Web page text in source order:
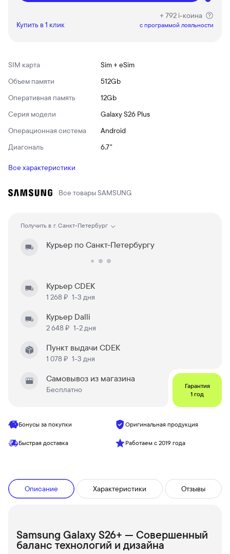
Купить в 1 клик
+ 792 i-коина
c программой лояльности
SIM карта
Sim + eSim
Объем памяти
512Gb
Оперативная память
12Gb
Серия модели
Galaxy S26 Plus
Операционная система
Android
Диагональ
6.7"
Все характеристики
Все товарыSAMSUNG
Получить в г. Санкт-Петербург
Курьер по Санкт-Петербургу
Курьер CDEK
1 268 ₽ 1-3 дня
Курьер Dalli
2 648 ₽ 1-2 дня
Пункт выдачи CDEK
1 078 ₽ 1-3 дня
Самовывоз из магазина
Бесплатно
Гарантия
1 год
Бонусы за покупки Оригинальная продукция
Быстрая доставка Работаем с 2019 года
Описание Характеристики Отзывы
Samsung Galaxy S26+ — Совершенный
баланс технологий и дизайна